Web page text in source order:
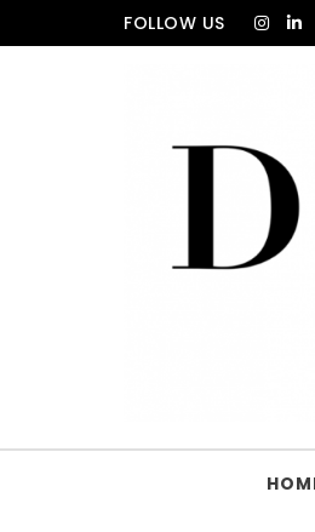
Skip to contentFOLLOW US